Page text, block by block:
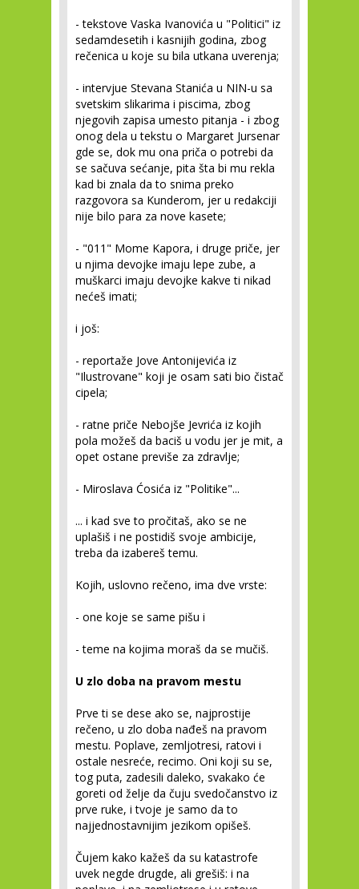
- tekstove Vaska Ivanovića u "Politici" iz
sedamdesetih i kasnijih godina, zbog
rečenica u koje su bila utkana uverenja;
- intervjue Stevana Stanića u NIN-u sa
svetskim slikarima i piscima, zbog
njegovih zapisa umesto pitanja - i zbog
onog dela u tekstu o Margaret Jursenar
gde se, dok mu ona priča o potrebi da
se sačuva sećanje, pita šta bi mu rekla
kad bi znala da to snima preko
razgovora sa Kunderom, jer u redakciji
nije bilo para za nove kasete;
- "011" Mome Kapora, i druge priče, jer
u njima devojke imaju lepe zube, a
muškarci imaju devojke kakve ti nikad
nećeš imati;
i još:
- reportaže Jove Antonijevića iz
"Ilustrovane" koji je osam sati bio čistač
cipela;
- ratne priče Nebojše Jevrića iz kojih
pola možeš da baciš u vodu jer je mit, a
opet ostane previše za zdravlje;
- Miroslava Ćosića iz "Politike"...
... i kad sve to pročitaš, ako se ne
uplašiš i ne postidiš svoje ambicije,
treba da izabereš temu.
Kojih, uslovno rečeno, ima dve vrste:
- one koje se same pišu i
- teme na kojima moraš da se mučiš.
U zlo doba na pravom mestu
Prve ti se dese ako se, najprostije
rečeno, u zlo doba nađeš na pravom
mestu. Poplave, zemljotresi, ratovi i
ostale nesreće, recimo. Oni koji su se,
tog puta, zadesili daleko, svakako će
goreti od želje da čuju svedočanstvo iz
prve ruke, i tvoje je samo da to
najjednostavnijim jezikom opišeš.
Čujem kako kažeš da su katastrofe
uvek negde drugde, ali grešiš: i na